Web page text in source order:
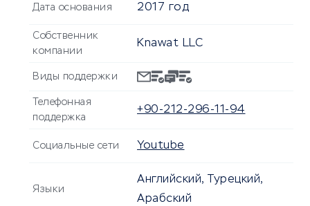
Дата основания 2017 год
Собственник
компании
Knawat LLC
Виды поддержки
Телефонная
поддержка
+90-212-296-11-94
Социальные сети Youtube
Языки
Английский, Турецкий,
Арабский